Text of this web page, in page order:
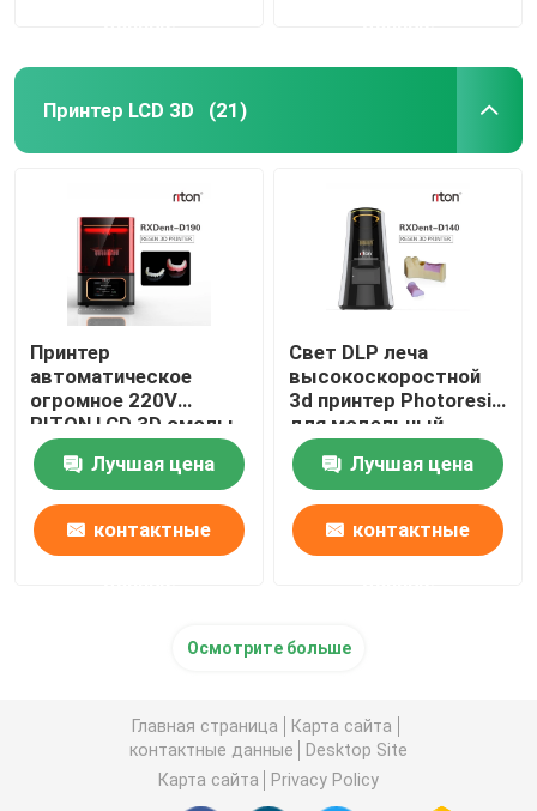
Принтер LCD 3D (21)
Принтер
автоматическое
огромное 220V
RITON LCD 3D смолы
ISO 13485
промышленный
Лучшая цена
контактные
Свет DLP леча
высокоскоростной
3d принтер Photoresin
для модельный
делать
Лучшая цена
контактные
Осмотрите больше
Главная страница
Карта сайта
контактные данные
Desktop Site
Карта сайта
Privacy Policy